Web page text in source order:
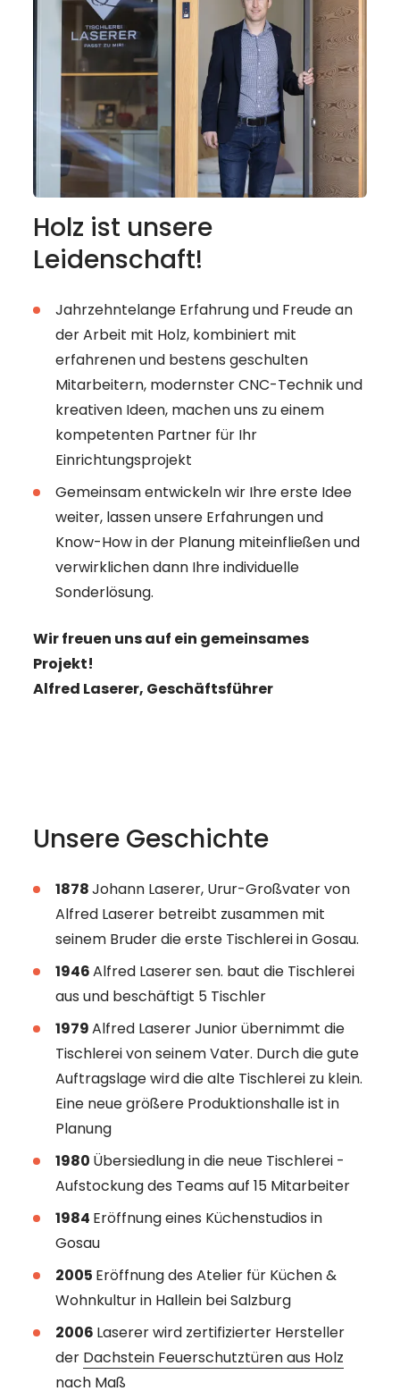
Holz ist unsere
Leidenschaft!
Jahrzehntelange Erfahrung und Freude an
der Arbeit mit Holz, kombiniert mit
erfahrenen und bestens geschulten
Mitarbeitern, modernster CNC-Technik und
kreativen Ideen, machen uns zu einem
kompetenten Partner für Ihr
Einrichtungsprojekt
Gemeinsam entwickeln wir Ihre erste Idee
weiter, lassen unsere Erfahrungen und
Know-How in der Planung miteinfließen und
verwirklichen dann Ihre individuelle
Sonderlösung.
Wir freuen uns auf ein gemeinsames
Projekt!
Alfred Laserer, Geschäftsführer
Unsere Geschichte
1878Johann Laserer, Urur-Großvater von
Alfred Laserer betreibt zusammen mit
seinem Bruder die erste Tischlerei in Gosau.
1946Alfred Laserer sen. baut die Tischlerei
aus und beschäftigt 5 Tischler
1979Alfred Laserer Junior übernimmt die
Tischlerei von seinem Vater. Durch die gute
Auftragslage wird die alte Tischlerei zu klein.
Eine neue größere Produktionshalle ist in
Planung
1980 Übersiedlung in die neue Tischlerei -
Aufstockung des Teams auf 15 Mitarbeiter
1984 Eröffnung eines Küchenstudios in
Gosau
2005 Eröffnung des Atelier für Küchen &
Wohnkulturin Hallein bei Salzburg
2006 Laserer wird zertifizierter Hersteller
der Dachstein Feuerschutztüren aus Holz
nach Maß